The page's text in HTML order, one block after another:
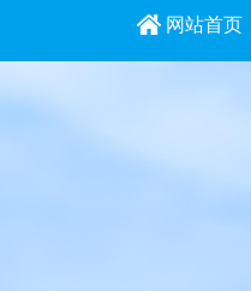
网站首页